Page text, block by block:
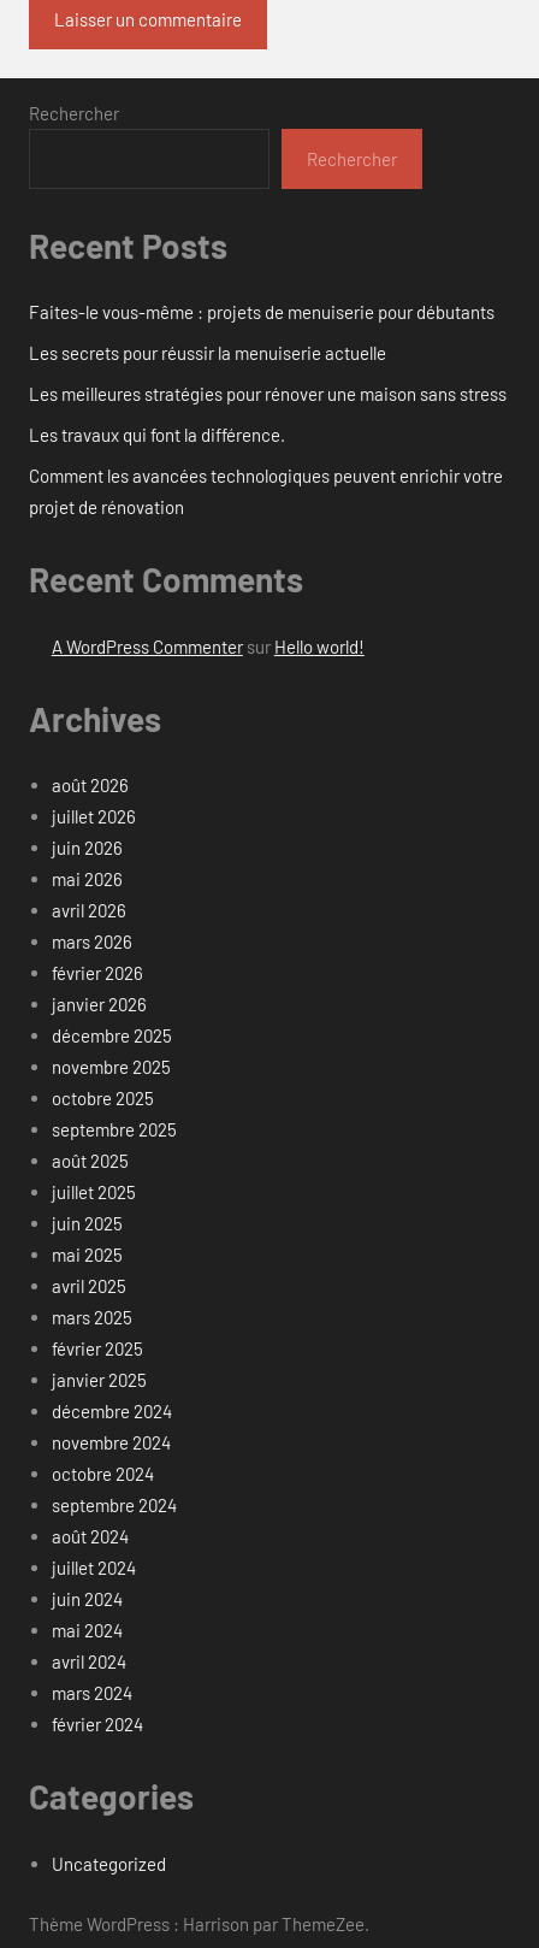
Rechercher
Rechercher
Recent Posts
Faites-le vous-même : projets de menuiserie pour débutants
Les secrets pour réussir la menuiserie actuelle
Les meilleures stratégies pour rénover une maison sans stress
Les travaux qui font la différence.
Comment les avancées technologiques peuvent enrichir votre
projet de rénovation
Recent Comments
A WordPress Commentersur Hello world!
Archives
août 2026
juillet 2026
juin 2026
mai 2026
avril 2026
mars 2026
février 2026
janvier 2026
décembre 2025
novembre 2025
octobre 2025
septembre 2025
août 2025
juillet 2025
juin 2025
mai 2025
avril 2025
mars 2025
février 2025
janvier 2025
décembre 2024
novembre 2024
octobre 2024
septembre 2024
août 2024
juillet 2024
juin 2024
mai 2024
avril 2024
mars 2024
février 2024
Categories
Uncategorized
Thème WordPress : Harrison par ThemeZee.